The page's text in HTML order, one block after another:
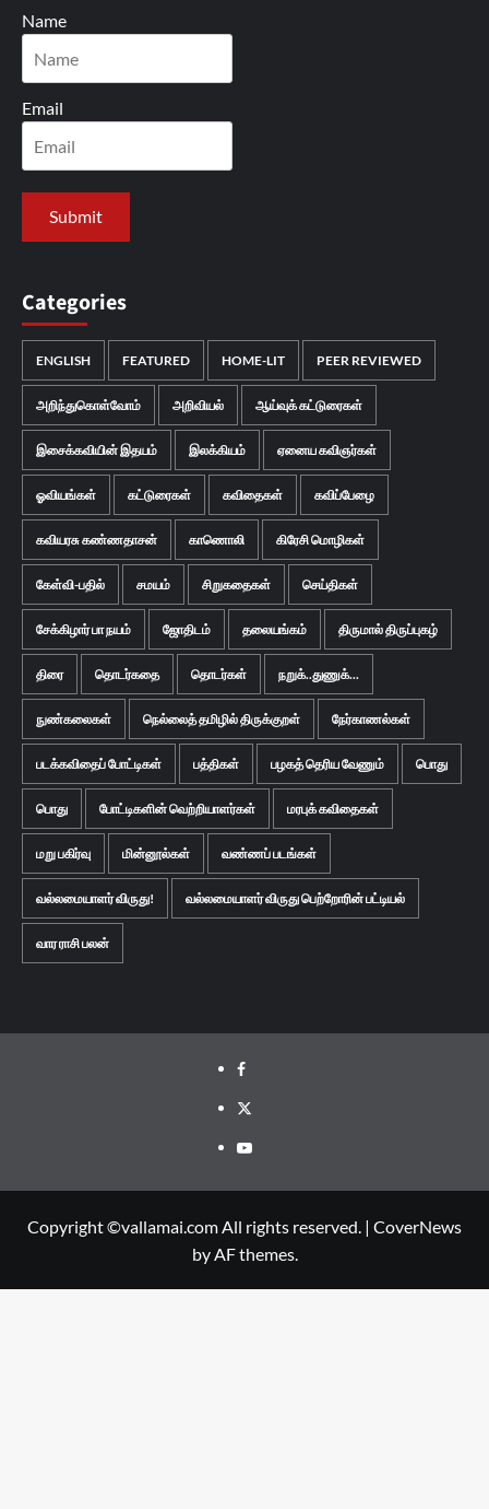
Name
Email
Categories
ENGLISH FEATURED HOME-LIT PEER REVIEWED
அறிந்துகொள்வோம் அறிவியல் ஆய்வுக் கட்டுரைகள்
இசைக்கவியின் இதயம் இலக்கியம் ஏனைய கவிஞர்கள்
ஓவியங்கள் கட்டுரைகள் கவிதைகள் கவிப்பேழை
கவியரசு கண்ணதாசன் காணொலி கிரேசி மொழிகள்
கேள்வி-பதில் சமயம் சிறுகதைகள் செய்திகள்
சேக்கிழார் பா நயம் ஜோதிடம் தலையங்கம் திருமால் திருப்புகழ்
திரை தொடர்கதை தொடர்கள் நறுக்..துணுக்...
நுண்கலைகள் நெல்லைத் தமிழில் திருக்குறள் நேர்காணல்கள்
படக்கவிதைப் போட்டிகள் பத்திகள் பழகத் தெரிய வேணும் பொது
பொது போட்டிகளின் வெற்றியாளர்கள் மரபுக் கவிதைகள்
மறு பகிர்வு மின்னூல்கள் வண்ணப் படங்கள்
வல்லமையாளர் விருது! வல்லமையாளர் விருது பெற்றோரின் பட்டியல்
வார ராசி பலன்
Facebook
Twitter
Youtube
Copyright ©vallamai.com All rights reserved. | CoverNews
by AF themes.